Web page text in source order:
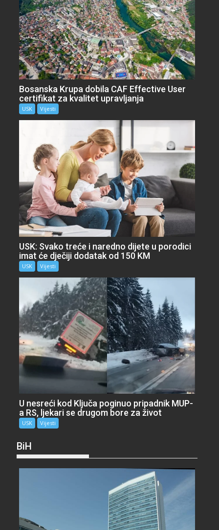
Bosanska Krupa dobila CAF Effective User
certifikat za kvalitet upravljanja
USK Vijesti
USK: Svako treće i naredno dijete u porodici
imat će dječiji dodatak od 150 KM
USK Vijesti
U nesreći kod Ključa poginuo pripadnik MUP-
a RS, ljekari se drugom bore za život
USK Vijesti
BiH